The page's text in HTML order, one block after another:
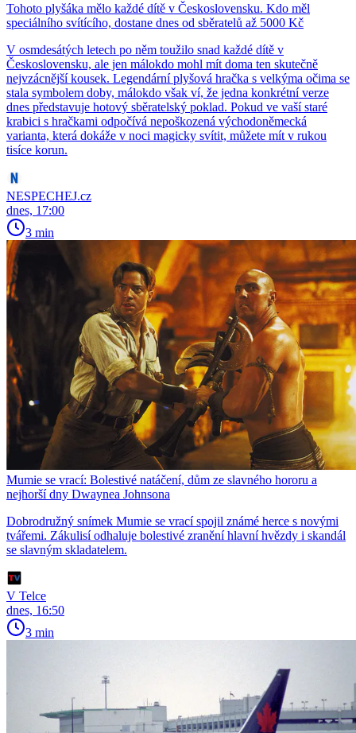
Tohoto plyšáka mělo každé dítě v Československu. Kdo měl
speciálního svítícího, dostane dnes od sběratelů až 5000 Kč
V osmdesátých letech po něm toužilo snad každé dítě v
Československu, ale jen málokdo mohl mít doma ten skutečně
nejvzácnější kousek. Legendární plyšová hračka s velkýma očima se
stala symbolem doby, málokdo však ví, že jedna konkrétní verze
dnes představuje hotový sběratelský poklad. Pokud ve vaší staré
krabici s hračkami odpočívá nepoškozená východoněmecká
varianta, která dokáže v noci magicky svítit, můžete mít v rukou
tisíce korun.
NESPECHEJ.cz
dnes, 17:00
3 min
Mumie se vrací: Bolestivé natáčení, dům ze slavného hororu a
nejhorší dny Dwaynea Johnsona
Dobrodružný snímek Mumie se vrací spojil známé herce s novými
tvářemi. Zákulisí odhaluje bolestivé zranění hlavní hvězdy i skandál
se slavným skladatelem.
V Telce
dnes, 16:50
3 min